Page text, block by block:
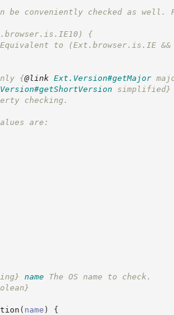
conveniently checked as well.
{
to (Ext.browser.is.IE &&
{@link Ext.Version#getMajor
simplified}
checking.
are:
name
The OS name to check.
( name )
{